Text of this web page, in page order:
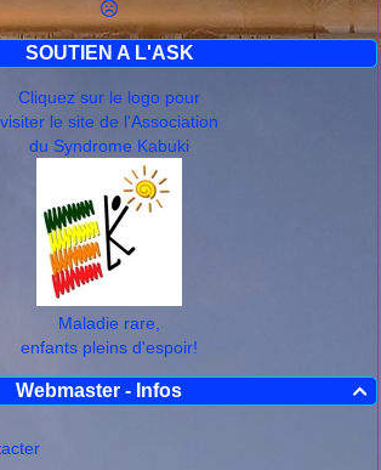
SOUTIEN A L'ASK
Cliquez sur le logo pour
visiter le site de l'Association
du Syndrome Kabuki
Maladie rare,
enfants pleins d'espoir!

Webmaster - Infos